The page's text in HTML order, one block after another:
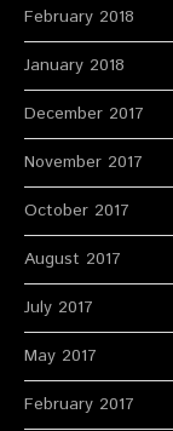
February 2018
January 2018
December 2017
November 2017
October 2017
August 2017
July 2017
May 2017
February 2017